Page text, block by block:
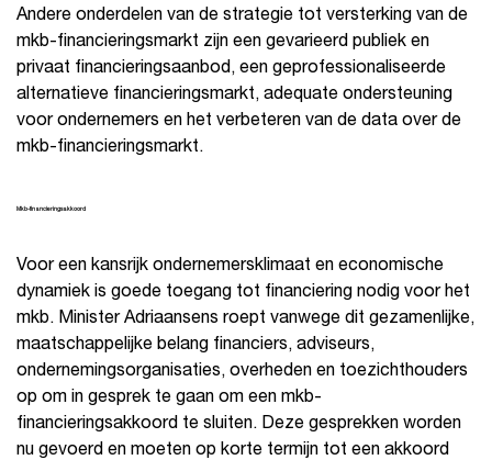
Andere onderdelen van de strategie tot versterking van de
mkb-financieringsmarkt zijn een gevarieerd publiek en
privaat financieringsaanbod, een geprofessionaliseerde
alternatieve financieringsmarkt, adequate ondersteuning
voor ondernemers en het verbeteren van de data over de
mkb-financieringsmarkt.
Mkb-financieringsakkoord
Voor een kansrijk ondernemersklimaat en economische
dynamiek is goede toegang tot financiering nodig voor het
mkb. Minister Adriaansens roept vanwege dit gezamenlijke,
maatschappelijke belang financiers, adviseurs,
ondernemingsorganisaties, overheden en toezichthouders
op om in gesprek te gaan om een mkb-
financieringsakkoord te sluiten. Deze gesprekken worden
nu gevoerd en moeten op korte termijn tot een akkoord